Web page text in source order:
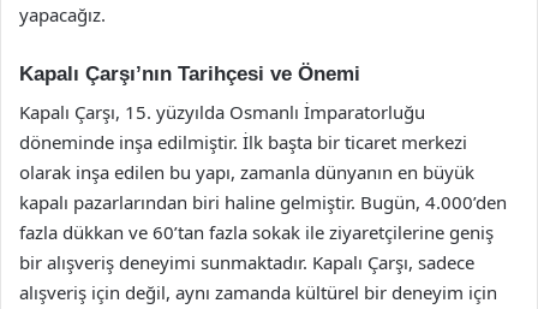
yapacağız.
Kapalı Çarşı’nın Tarihçesi ve Önemi
Kapalı Çarşı, 15. yüzyılda Osmanlı İmparatorluğu
döneminde inşa edilmiştir. İlk başta bir ticaret merkezi
olarak inşa edilen bu yapı, zamanla dünyanın en büyük
kapalı pazarlarından biri haline gelmiştir. Bugün, 4.000’den
fazla dükkan ve 60’tan fazla sokak ile ziyaretçilerine geniş
bir alışveriş deneyimi sunmaktadır. Kapalı Çarşı, sadece
alışveriş için değil, aynı zamanda kültürel bir deneyim için